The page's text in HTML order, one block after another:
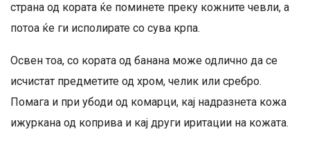
страна од кората ќе поминете преку кожните чевли, а
потоа ќе ги исполирате со сува крпа.
Освен тоа, со кората од банана може одлично да се
исчистат предметите од хром, челик или сребро.
Помага и при убоди од комарци, кај надразнета кожа
ижуркана од коприва и кај други иритации на кожата.